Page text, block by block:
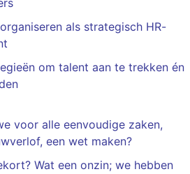
als strategisch HR-
om talent aan te trekken én
voor alle eenvoudige zaken,
een wet maken?
Wat een onzin; we hebben